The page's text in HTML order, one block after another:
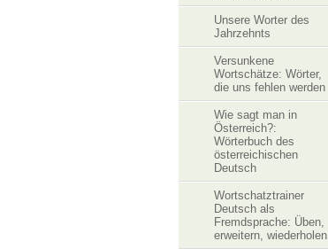
Unsere Worter des
Jahrzehnts
Versunkene
Wortschätze: Wörter,
die uns fehlen werden
Wie sagt man in
Österreich?:
Wörterbuch des
österreichischen
Deutsch
Wortschatztrainer
Deutsch als
Fremdsprache: Üben,
erweitern, wiederholen